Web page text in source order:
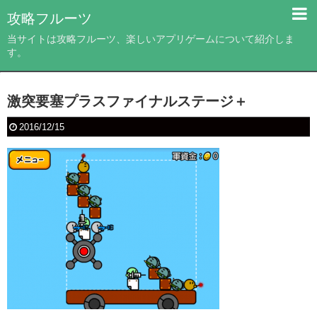
攻略フルーツ
当サイトは攻略フルーツ、楽しいアプリゲームについて紹介しま
す。
激突要塞プラスファイナルステージ＋
2016/12/15